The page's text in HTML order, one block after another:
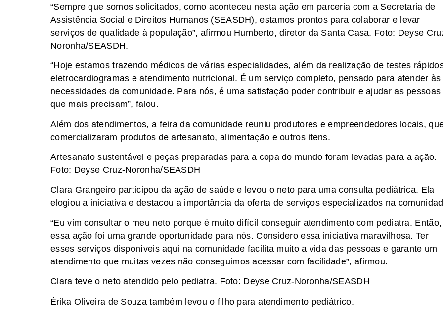
“Sempre que somos solicitados, como aconteceu nesta ação em parceria com a Secretaria de
Assistência Social e Direitos Humanos (SEASDH), estamos prontos para colaborar e levar
serviços de qualidade à população”, afirmou Humberto, diretor da Santa Casa. Foto: Deyse
Noronha/SEASDH.
“Hoje estamos trazendo médicos de várias especialidades, além da realização de testes
eletrocardiogramas e atendimento nutricional. É um serviço completo, pensado para atender às
necessidades da comunidade. Para nós, é uma satisfação poder contribuir e ajudar as pessoas
que mais precisam”, falou.
Além dos atendimentos, a feira da comunidade reuniu produtores e empreendedores locais,
comercializaram produtos de artesanato, alimentação e outros itens.
Artesanato sustentável e peças preparadas para a copa do mundo foram levadas para a ação.
Foto: Deyse Cruz-Noronha/SEASDH
Clara Grangeiro participou da ação de saúde e levou o neto para uma consulta pediátrica. Ela
elogiou a iniciativa e destacou a importância da oferta de serviços especializados na
“Eu vim consultar o meu neto porque é muito difícil conseguir atendimento com pediatra. Então,
essa ação foi uma grande oportunidade para nós. Considero essa iniciativa maravilhosa. Ter
esses serviços disponíveis aqui na comunidade facilita muito a vida das pessoas e garante um
atendimento que muitas vezes não conseguimos acessar com facilidade”, afirmou.
Clara teve o neto atendido pelo pediatra. Foto: Deyse Cruz-Noronha/SEASDH
Érika Oliveira de Souza também levou o filho para atendimento pediátrico.